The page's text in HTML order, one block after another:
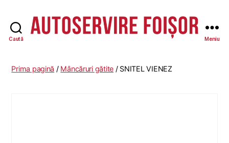
Caută Meniu
Prima pagină / Mâncăruri gătite / SNITEL VIENEZ